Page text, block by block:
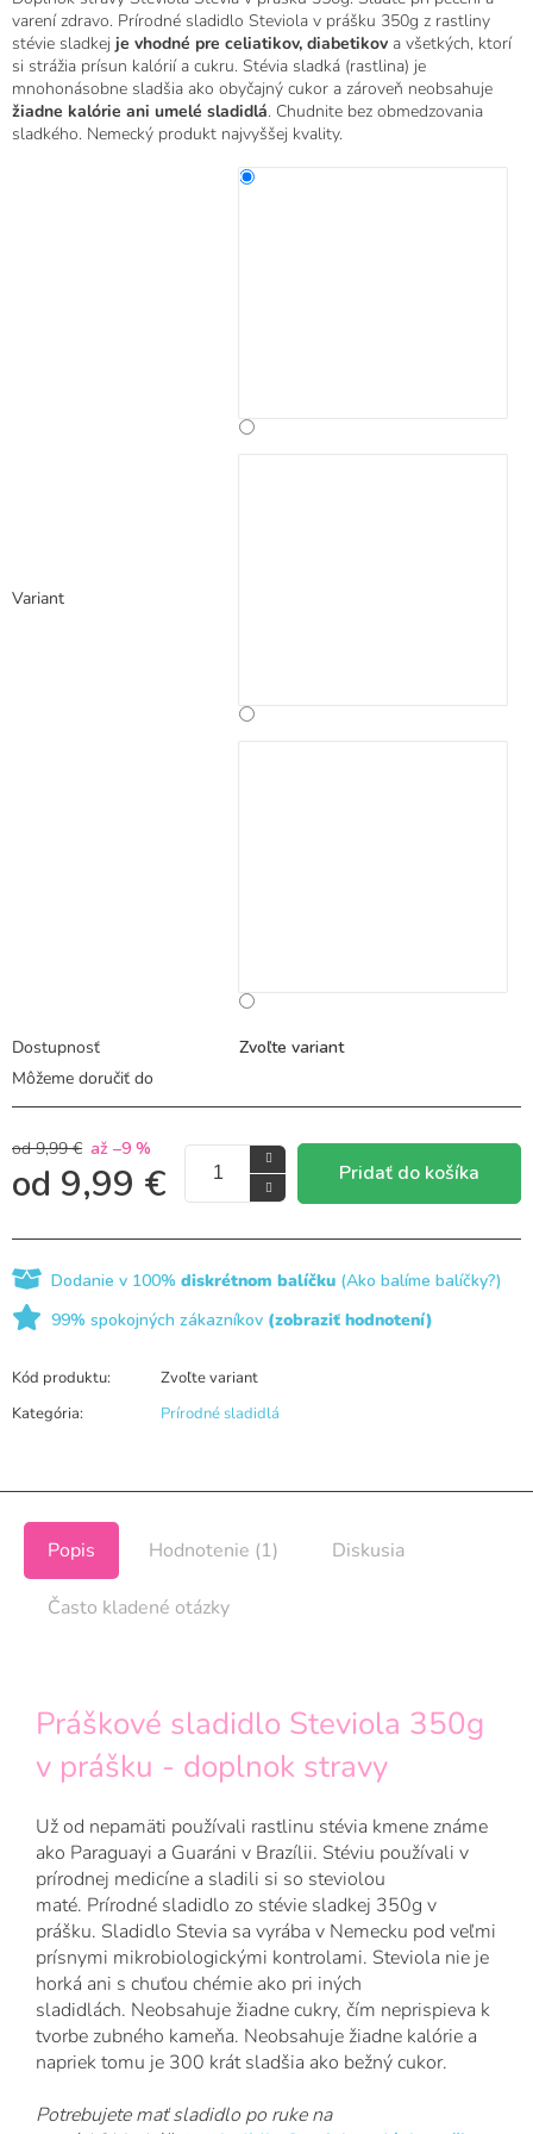
je
5,0
z
5
hviezdičiek.
od 9,99 € až –9 %
od 9,99 € Pridať do košíka
Dodanie v 100% diskrétnom balíčku (Ako balíme balíčky?)
99% spokojných zákazníkov (zobraziť hodnotení)
Variant
Dostupnosť
Zvoľte variant
Môžeme doručiť do
varení zdravo. Prírodné sladidlo Steviola v prášku 350g z rastliny
stévie sladkej je vhodné pre celiatikov, diabetikov a všetkých, ktorí
si strážia prísun kalórií a cukru. Stévia sladká (rastlina) je
mnohonásobne sladšia ako obyčajný cukor a zároveň neobsahuje
žiadne kalórie ani umelé sladidlá. Chudnite bez obmedzovania
sladkého. Nemecký produkt najvyššej kvality.
Kód produktu:
Zvoľte variant
Kategória: Prírodné sladidlá
Popis Hodnotenie (1) Diskusia
Často kladené otázky
Práškové sladidlo Steviola 350g
v prášku - doplnok stravy
Už od nepamäti používali rastlinu stévia kmene známe
ako Paraguayi a Guaráni v Brazílii. Stéviu používali v
prírodnej medicíne a sladili si so steviolou
maté. Prírodné sladidlo zo stévie sladkej 350g v
prášku. Sladidlo Stevia sa vyrába v Nemecku pod veľmi
prísnymi mikrobiologickými kontrolami. Steviola nie je
horká ani s chuťou chémie ako pri iných
sladidlách. Neobsahuje žiadne cukry, čím neprispieva k
tvorbe zubného kameňa. Neobsahuje žiadne kalórie a
napriek tomu je 300 krát sladšia ako bežný cukor.
Potrebujete mať sladidlo po ruke na